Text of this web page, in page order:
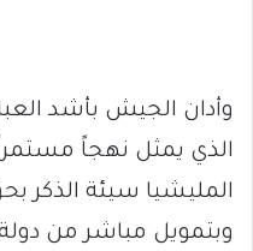
وأدان الجيش بأشد
الذي يمثل نهجاً
المليشيا سيئة الذكر
وبتمويل مباشر من دولة